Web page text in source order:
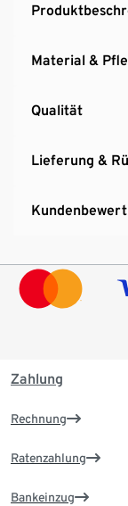
Material &
Qualität
Lieferung &
Zahlung
Rechnung
Ratenzahlung
Bankeinzug